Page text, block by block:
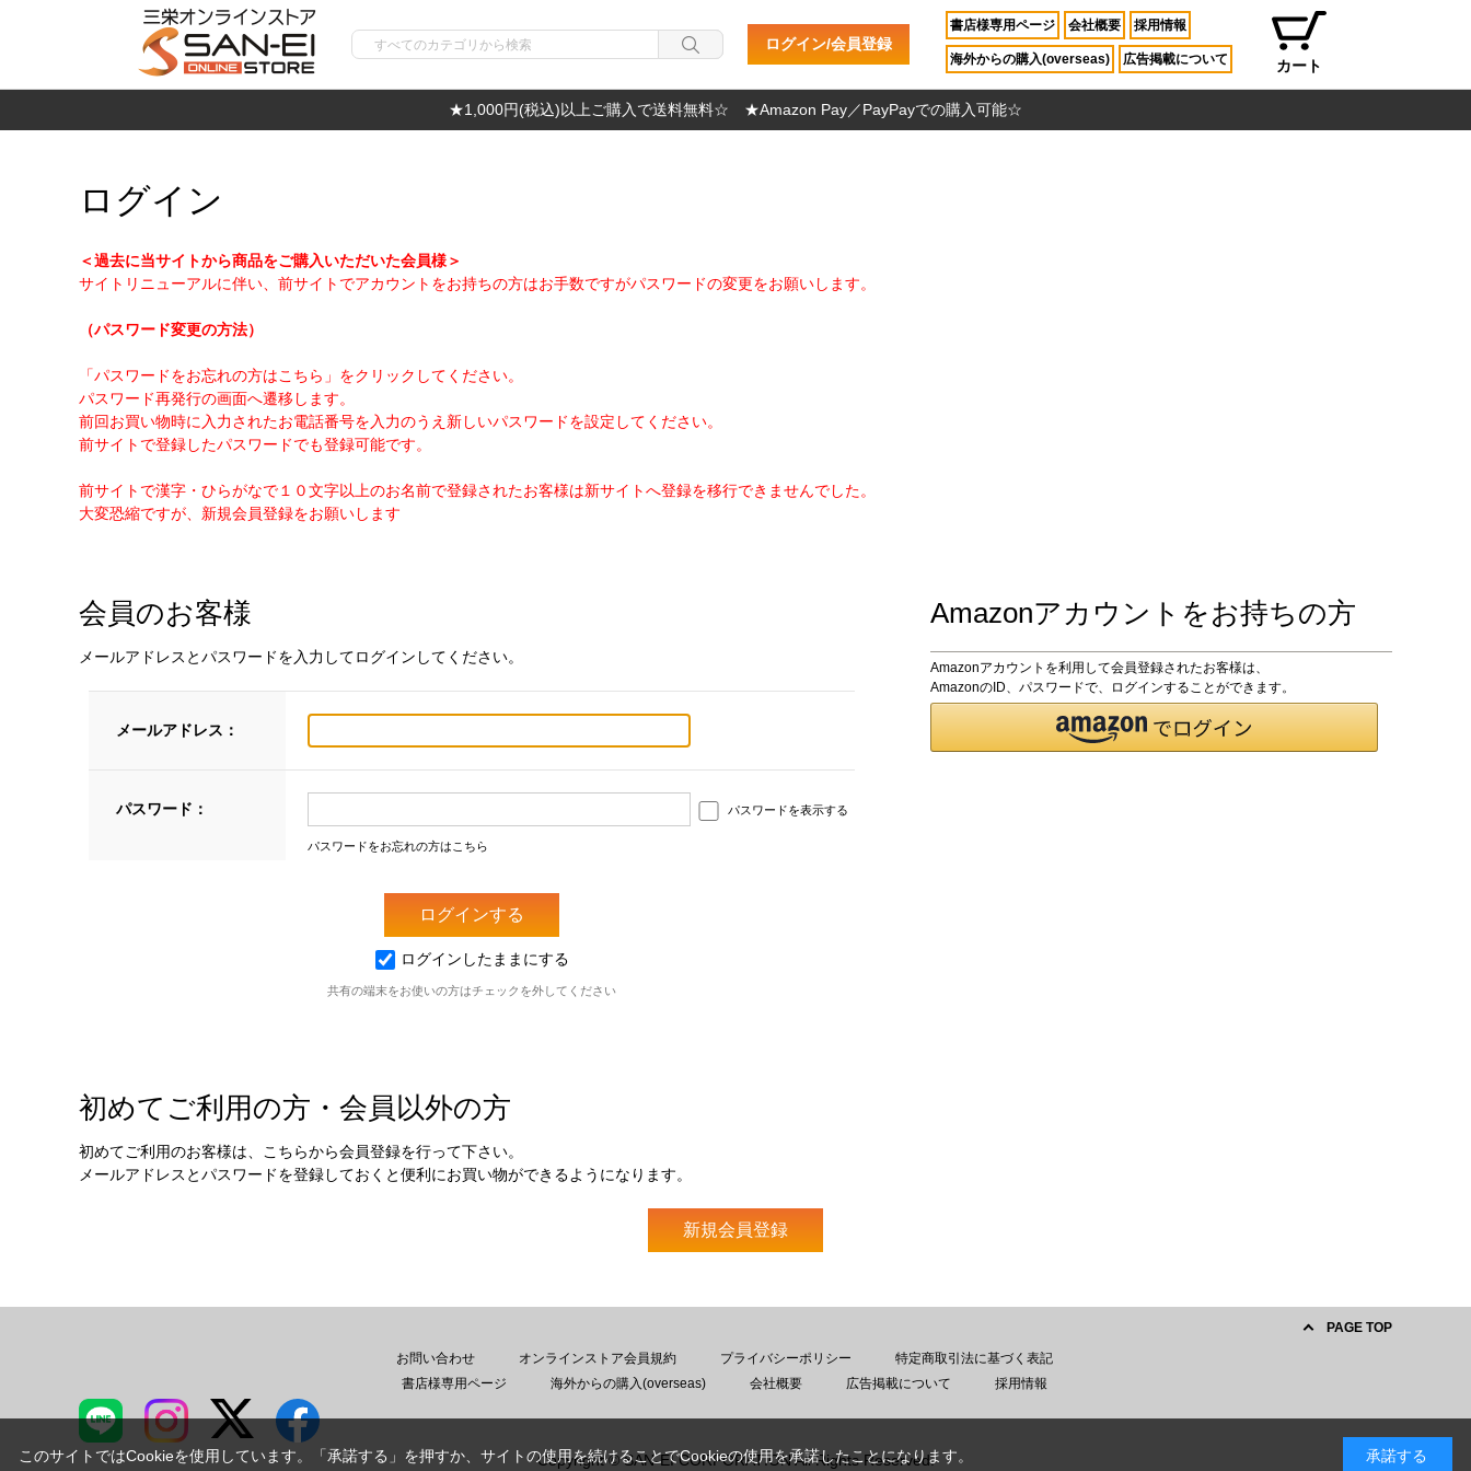
ログイン/会員登録
書店様専用ページ 会社概要 採用情報
海外からの購入(overseas) 広告掲載について カート
★1,000円(税込)以上ご購入で送料無料☆ ★Amazon Pay／PayPayでの購入可能☆
ログイン
＜過去に当サイトから商品をご購入いただいた会員様＞
サイトリニューアルに伴い、前サイトでアカウントをお持ちの方はお手数ですがパスワードの変更をお願いします。
（パスワード変更の方法）
「パスワードをお忘れの方はこちら」をクリックしてください。
パスワード再発行の画面へ遷移します。
前回お買い物時に入力されたお電話番号を入力のうえ新しいパスワードを設定してください。
前サイトで登録したパスワードでも登録可能です。
前サイトで漢字・ひらがなで１０文字以上のお名前で登録されたお客様は新サイトへ登録を移行できませんでした。
大変恐縮ですが、新規会員登録をお願いします
会員のお客様
メールアドレスとパスワードを入力してログインしてください。
メールアドレス：
パスワード： パスワードを表示する
パスワードをお忘れの方はこちら
ログインしたままにする
共有の端末をお使いの方はチェックを外してください
Amazonアカウントをお持ちの方
Amazonアカウントを利用して会員登録されたお客様は、
AmazonのID、パスワードで、ログインすることができます。
初めてご利用の方・会員以外の方
初めてご利用のお客様は、こちらから会員登録を行って下さい。
メールアドレスとパスワードを登録しておくと便利にお買い物ができるようになります。
PAGE TOP
お問い合わせ
オンラインストア会員規約 プライバシーポリシー
特定商取引法に基づく表記
書店様専用ページ
海外からの購入(overseas) 会社概要 広告掲載について 採用情報
Copyright © SAN-EI CORPORATION All Rights Reserved.
このサイトではCookieを使用しています。「承諾する」を押すか、サイトの使用を続けることでCookieの使用を承諾したことになります。 承諾する